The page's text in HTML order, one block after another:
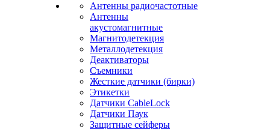
Антенны радиочастотные
Антенны
акустомагнитные
Магнитодетекция
Металлодетекция
Деактиваторы
Съемники
Жесткие датчики (бирки)
Этикетки
Датчики CableLock
Датчики Паук
Защитные сейферы